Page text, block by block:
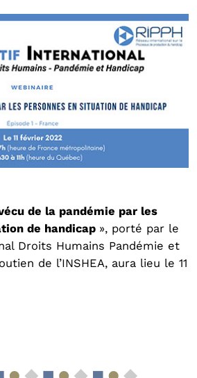
de la pandémie par les
de handicap », porté par le
Droits Humains Pandémie et
de l’INSHEA, aura lieu le 11